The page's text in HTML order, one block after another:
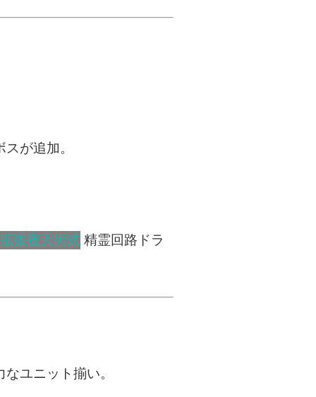
スが追加。
精霊回路ドラ
ユニット揃い。